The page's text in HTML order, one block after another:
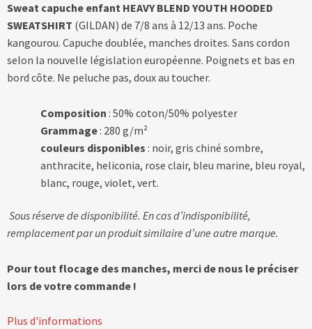
Sweat capuche enfant HEAVY BLEND YOUTH HOODED
SWEATSHIRT (GILDAN) de 7/8 ans à 12/13 ans. Poche
kangourou. Capuche doublée, manches droites. Sans cordon
selon la nouvelle législation européenne. Poignets et bas en
bord côte. Ne peluche pas, doux au toucher.
Composition : 50% coton/50% polyester
Grammage : 280 g/m²
couleurs disponibles : noir, gris chiné sombre,
anthracite, heliconia, rose clair, bleu marine, bleu royal,
blanc, rouge, violet, vert.
Sous réserve de disponibilité. En cas d’indisponibilité,
remplacement par un produit similaire d’une autre marque.
Pour tout flocage des manches, merci de nous le préciser
lors de votre commande !
Plus d'informations